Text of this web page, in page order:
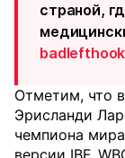
страной,
Отметим, что
Эрисланди
чемпиона